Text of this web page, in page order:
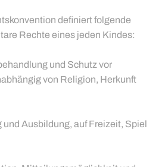
definiert folgende
Rechte eines jeden Kindes:
und Schutz vor
von Religion, Herkunft
und Ausbildung, auf Freizeit, Spiel